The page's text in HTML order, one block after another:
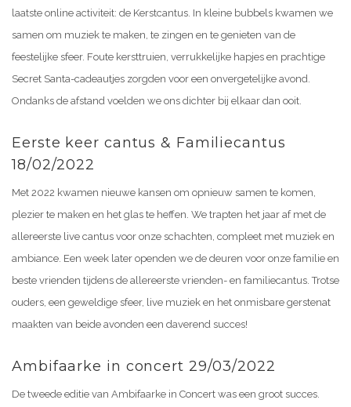
laatste online activiteit: de Kerstcantus. In kleine bubbels kwamen we
samen om muziek te maken, te zingen en te genieten van de
feestelijke sfeer. Foute kersttruien, verrukkelijke hapjes en prachtige
Secret Santa-cadeautjes zorgden voor een onvergetelijke avond.
Ondanks de afstand voelden we ons dichter bij elkaar dan ooit.
Eerste keer cantus & Familiecantus
18/02/2022
Met 2022 kwamen nieuwe kansen om opnieuw samen te komen,
plezier te maken en het glas te heffen. We trapten het jaar af met de
allereerste live cantus voor onze schachten, compleet met muziek en
ambiance. Een week later openden we de deuren voor onze familie en
beste vrienden tijdens de allereerste vrienden- en familiecantus. Trotse
ouders, een geweldige sfeer, live muziek en het onmisbare gerstenat
maakten van beide avonden een daverend succes!
Ambifaarke in concert 29/03/2022
De tweede editie van Ambifaarke in Concert was een groot succes.